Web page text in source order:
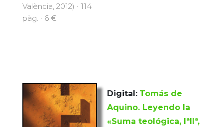
València, 2012) · 114
pàg. · 6 €
Digital: Tomás de
Aquino. Leyendo la
«Suma teológica, IªIIª,